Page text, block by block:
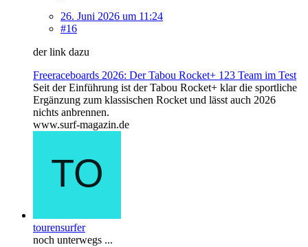
26. Juni 2026 um 11:24
#16
der link dazu
Freeraceboards 2026: Der Tabou Rocket+ 123 Team im Test
Seit der Einführung ist der Tabou Rocket+ klar die sportliche
Ergänzung zum klassischen Rocket und lässt auch 2026
nichts anbrennen.
www.surf-magazin.de
tourensurfer
noch unterwegs ...